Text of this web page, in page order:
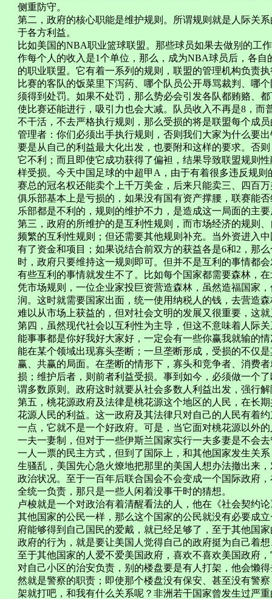
侧重防守。
第二，政府的核心职能是维护规则。所谓规则就是人际关
于各方利益。
比如美国的NBA职业篮球联盟。那些球员如果去做别的工
作每个人的收入是1个单位，那么，成为NBA球员后，各
的职业联盟。它有着一系列的规则，联盟的管理机构负责
比赛的客队的饭菜里下泻药、哪个队员公开辱骂裁判、哪
须得到处罚。如果不处罚，那么势必会引发各队都贿赂、
使比赛还能进行，吸引力也会大减。队员收入不再是8，而
不干活，不去严格执行规则，那么受损的将是联盟每个成
管理者：你们必须出手执行规则，否则我们大家为什么要
要是从自己的利益最大化出发，也要附和这样的要求。否
它不利；而且即使它成功获得了偏袒，结果导致联盟规则
样受损。今天中国足球的中超甲A，由于有着很多违反规
赛总的冠名权还能卖个上千万美金，后来只能卖三、四百
俱乐部基本上是亏损的，如果没有国有资产撑腰，联赛能
乐部都是不利的，规则的维护不力，是造成这一局面的主
第三，政府的所维护的是互利性规则，而市场经济的规则
频繁的互利性规则；但还需要其他规则补充。当外资进入
有了资金和项目；如果说结合前双方的获益各是6和2，那
时，政府只要维持这一规则即可。但并不是互利的事情都
有些互利的事情就发生不了。比如每个国家都需要森林，
凭市场规则，一位企业家投巨资营造森林，虽然造福国家
润。这时就需要国家出面，统一使用纳税人的钱，去营造
难以从市场上获益的，但对社会文明的发展又很重要，这
第四，虽然现代社会以互利性为主导，但这不意味着人际
能事事都是你好我好大家好，一定会有一些你赢我就输的
能在某个领域出现寡头垄断；一旦垄断形成，受损的不仅
赢、共赢的局面。在垄断的情形下，寡头和竞争者、消费
损；维护后者，则前者利益受损。事到如今，必须做一个
谓多数原则。政府这时就要从社会多数人利益出发，强行
第五，桃花源政府及法律是桃花源这个地区的人民，在长
花源人民的利益。这一政府及其法律只对自己的人民有着
一点，它就不是一个好政府。可是，当它面对桃花源以外
一夫一妻制，但对于一些伊斯兰国家实行一夫多妻是不会
一人一票的民主方式，但到了国际上，和其他国家发生关
生骚乱，美国先心急火燎地把那里的美国人想办法撤出来
政治状况。至于一百年后联合国会不会变成一个国际政府
全统一负责，那只是一些人闲着没事干时的猜想。
卢梭就是一个对政治有着清醒看法的人，他在《社会契约
其他国家的公民一样，那么这个国家的公民就没有必要成立
府能够得到自己国民的爱戴，就已经足够了，至于其他国
政府的行为，就是要让美国人觉得自己的政府挺为自己着
至于其他国家的人爱不爱美国政府，喜欢不喜欢美国政府
对自己小区的治安负责，别的楼盘要是有人打架，他会懒
然就是警察的职责；即使那个楼盘没有保安、甚至没有警
架就打吧，和我有什么关系呢？非洲若干国家曾发生过严